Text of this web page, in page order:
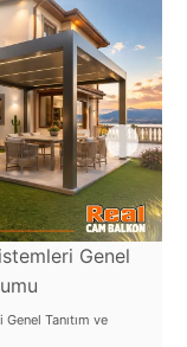
Genel
Tanıtım ve